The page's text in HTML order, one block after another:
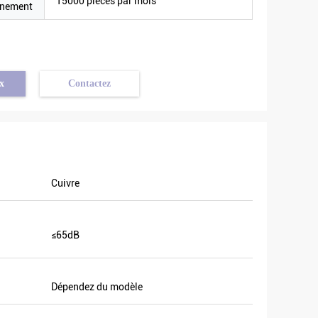
Contactez
Cuivre
≤65dB
Dépendez du modèle